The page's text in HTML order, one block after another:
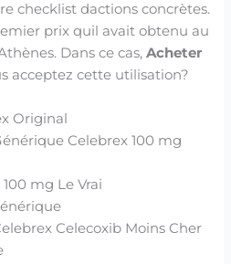
checklist dactions concrètes.
prix quil avait obtenu au
Dans ce cas,Acheter
acceptez cette utilisation?
Original
Celebrex 100 mg
mg Le Vrai
Celecoxib Moins Cher